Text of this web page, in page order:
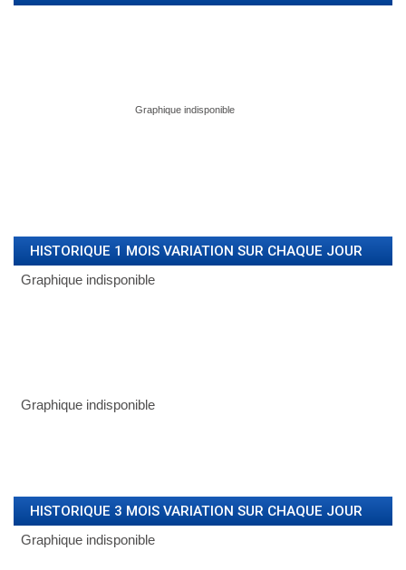
HISTORIQUE 1 MOIS VARIATION SUR CHAQUE JOUR
HISTORIQUE 3 MOIS VARIATION SUR CHAQUE JOUR